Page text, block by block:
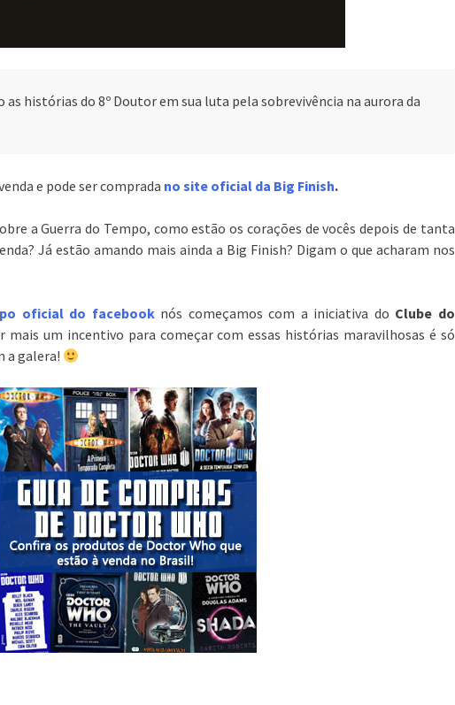
histórias do 8º Doutor em sua luta pela sobrevivência na aurora da
e pode ser comprada no site oficial da Big Finish.
a Guerra do Tempo, como estão os corações de vocês depois de tanta
Já estão amando mais ainda a Big Finish? Digam o que acharam nos
oficial do facebook nós começamos com a iniciativa do Clube do
mais um incentivo para começar com essas histórias maravilhosas é só
a galera!